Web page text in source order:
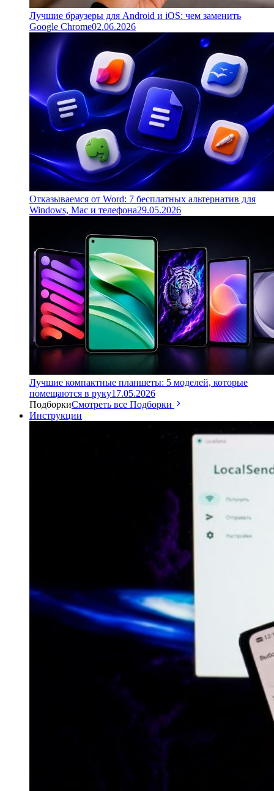
Лучшие браузеры для Android и iOS: чем заменить
Google Chrome02.06.2026
Отказываемся от Word: 7 бесплатных альтернатив для
Windows, Mac и телефона29.05.2026
Лучшие компактные планшеты: 5 моделей, которые
помещаются в руку17.05.2026
ПодборкиСмотреть все Подборки
Инструкции